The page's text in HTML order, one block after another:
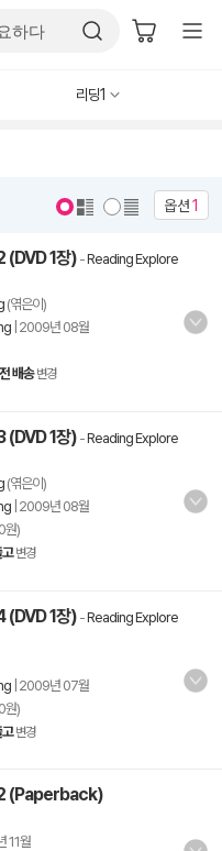
리딩1
옵션1
1장) -Reading Explore
(엮은이)
2009년 08월
배송 변경
1장) -Reading Explore
(엮은이)
2009년 08월
원)
변경
1장) -Reading Explore
2009년 07월
원)
변경
(Paperback)
11월